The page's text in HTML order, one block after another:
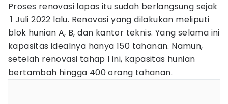
Proses renovasi lapas itu sudah berlangsung sejak
1 Juli 2022 lalu. Renovasi yang dilakukan meliputi
blok hunian A, B, dan kantor teknis. Yang selama ini
kapasitas idealnya hanya 150 tahanan. Namun,
setelah renovasi tahap I ini, kapasitas hunian
bertambah hingga 400 orang tahanan.